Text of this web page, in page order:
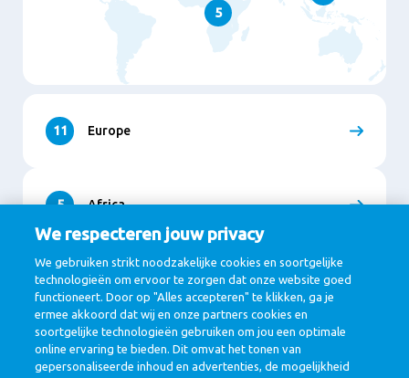
5
11 Europe
5 Africa
9 Asia
1 North and South America
We respecteren jouw privacy
We gebruiken strikt noodzakelijke cookies en soortgelijke
technologieën om ervoor te zorgen dat onze website goed
functioneert. Door op "Alles accepteren" te klikken, ga je
ermee akkoord dat wij en onze partners cookies en
soortgelijke technologieën gebruiken om jou een optimale
online ervaring te bieden. Dit omvat het tonen van
gepersonaliseerde inhoud en advertenties, de mogelijkheid